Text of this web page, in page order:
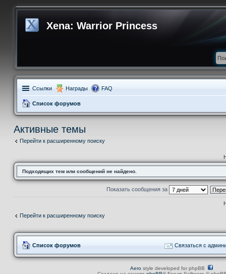
Xena: Warrior Princess
Ссылки Награды FAQ
Список форумов
Активные темы
Перейти к расширенному поиску
Подходящих тем или сообщений не найдено.
Показать сообщения за
Перейти к расширенному поиску
Список форумов Связаться с
Aerostyle developed for phpBB